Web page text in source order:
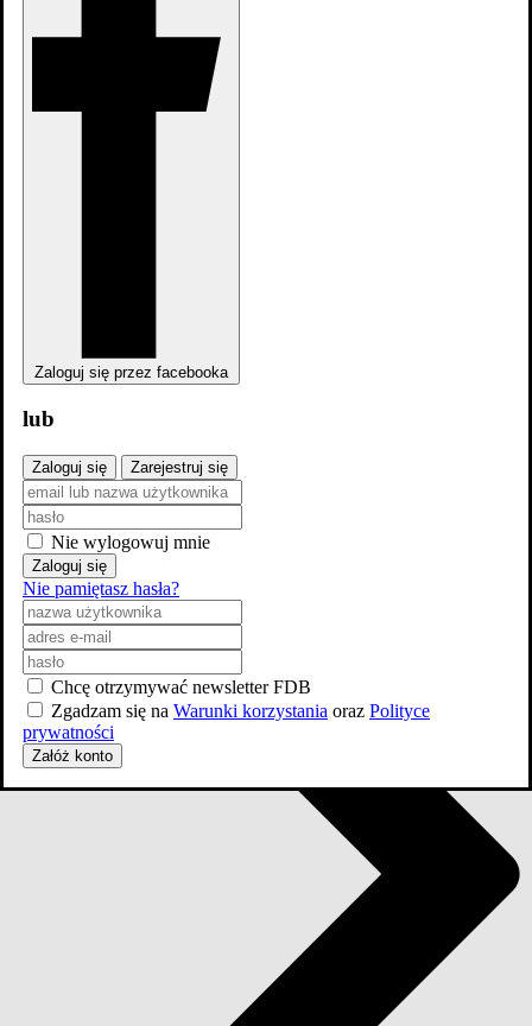
Zaloguj się przez facebooka
lub
Zaloguj się Zarejestruj się
Nie wylogowuj mnie
Zaloguj się
Nie pamiętasz hasła?
Chcę otrzymywać newsletter FDB
Zgadzam się na Warunki korzystania oraz Polityce
prywatności
Załóż konto